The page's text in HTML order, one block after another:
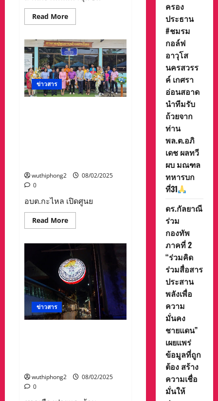
Read MoreRead
more
พัฒนา
ชุมชน
จังหวัด
แม่ฮ่องสอน
จัด
กิจกรรม
เดิน
แบบ
“ยล
อัต
ลักษณ์
ชาติพันธุ์
13
กลุ่ม
ของ
จังหวัด
ข่าวสาร
wuthiphong2
08/02/2025
0
อบต.กะไหล เปิดศูนย
Read MoreRead
more
ไหล
เปิด
ศูนย์
การ
ศึกษา
พิเศษ
ตำบล
กะ
ไหล
พร้อม
ทำ
MOU
จับ
ข่าวสาร
wuthiphong2
08/02/2025
0
ครอง
ประธาน
#ชมรม
กอล์ฟ
อาวุโส
นครสวรร
ค์ เกศรา
อ่อนสอาด
นำทีมรับ
ถ้วยจาก
ท่าน
พล.ต.อภิ
เดช ผลทวี
ผบ มณฑล
ทหารบก
ที่31
ดร.กัลยาณี
ร่วม
กองทัพ
ภาคที่ 2
“ร่วมคิด
ร่วมสื่อสาร
ประสาน
พลังเพื่อ
ความ
มั่นคง
ชายแดน”
เผยแพร่
ข้อมูลที่ถูก
ต้อง สร้าง
ความเชื่อ
มั่นให้